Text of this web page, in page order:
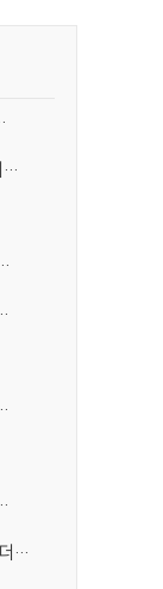
…
…